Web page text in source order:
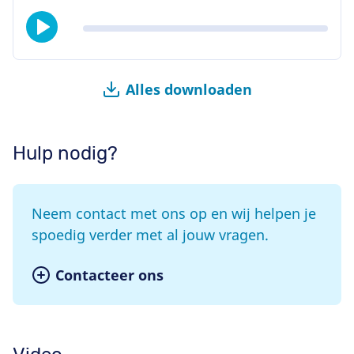
Alles downloaden
Hulp nodig?
Neem contact met ons op en wij helpen je
spoedig verder met al jouw vragen.
Contacteer ons